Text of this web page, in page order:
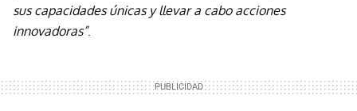
sus capacidades únicas y llevar a cabo acciones
innovadoras”.